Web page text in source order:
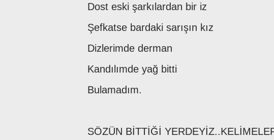
Dost eski şarkılardan bir iz
Şefkatse bardaki sarışın kız
Dizlerimde derman
Kandılımde yağ bitti
Bulamadım.
SÖZÜN BİTTİĞİ